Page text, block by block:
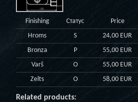
Finishing Статус Price
Hroms
S 24,00 EUR
Bronza
P 55,00 EUR
Varš
O 55,00 EUR
Zelts
O 58,00 EUR
Related products: